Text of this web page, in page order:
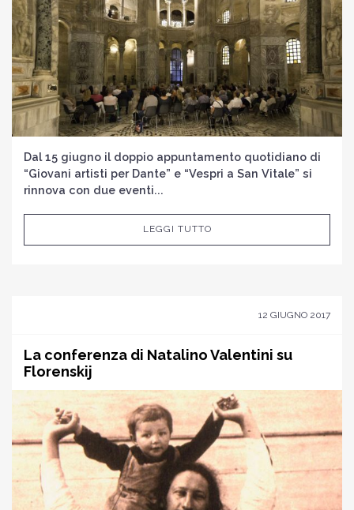
Dal 15 giugno il doppio appuntamento quotidiano di
“Giovani artisti per Dante” e “Vespri a San Vitale” si
rinnova con due eventi...
LEGGI TUTTO
12 GIUGNO 2017
La conferenza di Natalino Valentini su
Florenskij